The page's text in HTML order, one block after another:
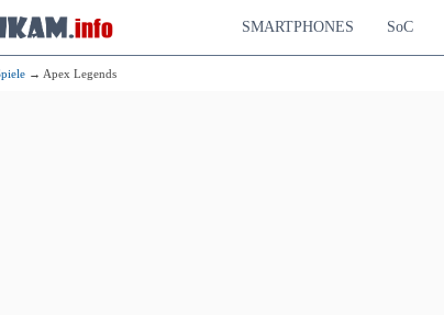
SMARTPHONES SoC
→ Apex Legends